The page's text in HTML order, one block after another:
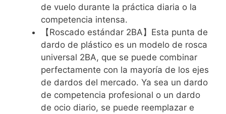
de vuelo durante la práctica diaria o la
competencia intensa.
【Roscado estándar 2BA】Esta punta de
dardo de plástico es un modelo de rosca
universal 2BA, que se puede combinar
perfectamente con la mayoría de los ejes
de dardos del mercado. Ya sea un dardo
de competencia profesional o un dardo
de ocio diario, se puede reemplazar e